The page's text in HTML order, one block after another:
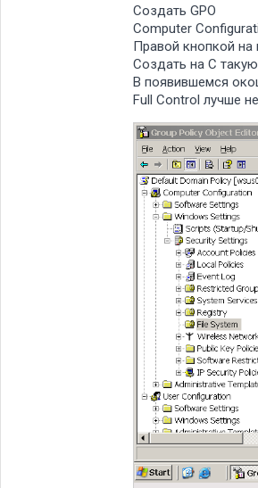
Создать GPO
Computer
Правой кнопкой
Создать на C
В появившемся
Full Control лучше